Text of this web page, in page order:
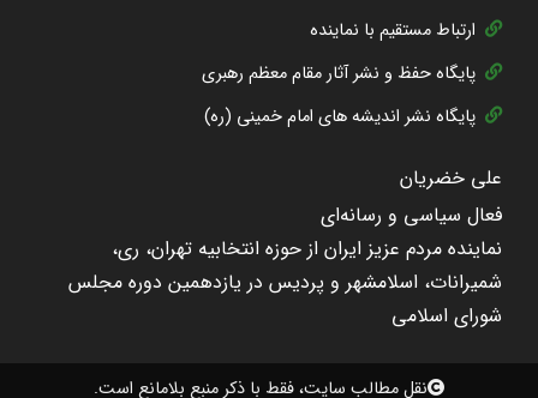
ارتباط مستقیم با نماینده
پایگاه حفظ و نشر آثار مقام معظم رهبری
پایگاه نشر اندیشه های امام خمینی (ره)
علی خضریان
فعال سیاسی و رسانه‌ای
نماینده مردم عزیز ایران از حوزه انتخابیه تهران، ری،
شمیرانات، اسلامشهر و پردیس در یازدهمین دوره مجلس
شورای اسلامی
نقل مطالب سایت، فقط با ذکر منبع بلامانع است.